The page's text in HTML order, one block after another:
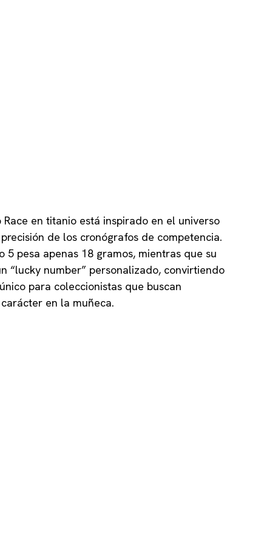
Race en titanio está inspirado en el universo
de los cronógrafos de competencia.
5 pesa apenas 18 gramos, mientras que su
“lucky number” personalizado, convirtiendo
para coleccionistas que buscan
en la muñeca.